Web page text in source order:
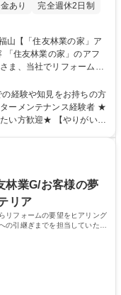
あり 完全週休2日制
ま、当社でリフォームを
たは臨時的な巡回・点検
に20～23件)■臨時点検：
うえ点検(1日に1～2件程
ト頂きます。≪変更の範
経験や知見をお持ちの方
ーメンテナンス経験者 ★
★ 【やりがい】
属先にてOJTを行いま
けた研修もありますの
：大
：第一種運転免許普通自
林業G/お客様の夢
リア
リフォームの要望をヒアリング
の引継ぎまでを担当していただ